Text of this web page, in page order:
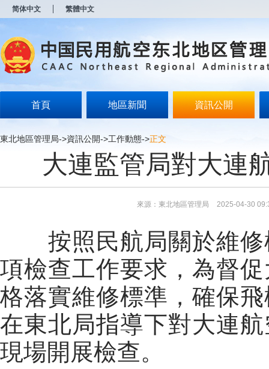
简体中文 繁體中文
首頁 地區新聞 資訊公開
東北地區管理局->資訊公開->工作動態->正文
大連監管局對大連
來源：東北地區管理局 2025-04-30
按照民航局關於維修
項檢查工作要求，為督
格落實維修標準，確保
在東北局指導下對大連
現場開展檢查。
开
无
障
说
按
Alt
键